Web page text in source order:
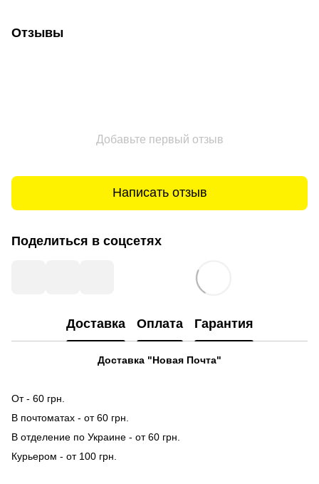
Отзывы
Добавьте первый отзыв
Написать отзыв
Поделиться в соцсетях
Доставка Оплата Гарантия
Доставка "Новая Почта"
От - 60 грн.
В почтоматах - от 60 грн.
В отделение по Украине - от 60 грн.
Курьером - от 100 грн.